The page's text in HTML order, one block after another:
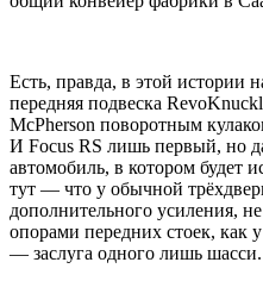
Есть, правда, в этой истории
передняя подвеска
McPherson поворотным
И Focus RS лишь первый, но
автомобиль, в котором будет
тут — что у обычной
дополнительного усиления,
опорами передних стоек, как
— заслуга одного лишь шасси.